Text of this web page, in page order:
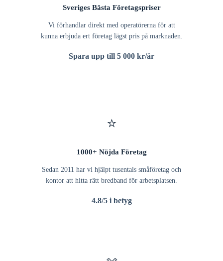
Sveriges Bästa Företagspriser
Vi förhandlar direkt med operatörerna för att
kunna erbjuda ert företag lägst pris på marknaden.
Spara upp till 5 000 kr/år
⭐
1000+ Nöjda Företag
Sedan 2011 har vi hjälpt tusentals småföretag och
kontor att hitta rätt bredband för arbetsplatsen.
4.8/5 i betyg